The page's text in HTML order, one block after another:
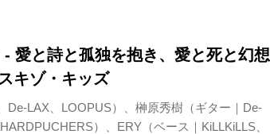
愛と詩と孤独を抱き、愛と死と幻想
キゾ・キッズ
De-LAX、LOOPUS）、榊原秀樹（ギター｜De-
）、ERY（ベース｜KiLLKiLLS、